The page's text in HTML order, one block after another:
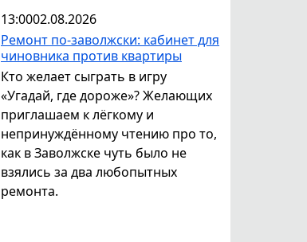
13:0002.08.2026
Ремонт по-заволжски: кабинет для
чиновника против квартиры
Кто желает сыграть в игру
«Угадай, где дороже»? Желающих
приглашаем к лёгкому и
непринуждённому чтению про то,
как в Заволжске чуть было не
взялись за два любопытных
ремонта.